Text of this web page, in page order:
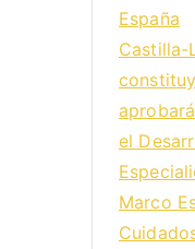
España
Castilla-
el
Marco